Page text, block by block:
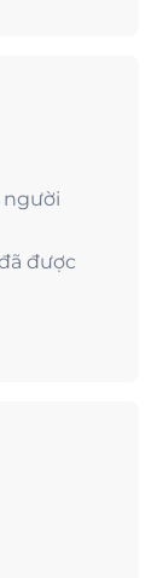
người
được